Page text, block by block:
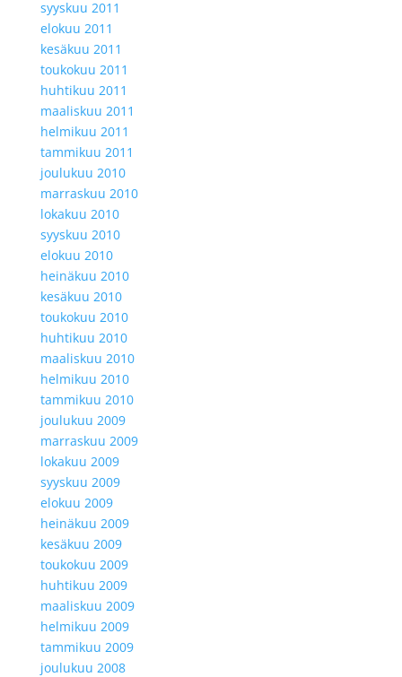
syyskuu 2011
elokuu 2011
kesäkuu 2011
toukokuu 2011
huhtikuu 2011
maaliskuu 2011
helmikuu 2011
tammikuu 2011
joulukuu 2010
marraskuu 2010
lokakuu 2010
syyskuu 2010
elokuu 2010
heinäkuu 2010
kesäkuu 2010
toukokuu 2010
huhtikuu 2010
maaliskuu 2010
helmikuu 2010
tammikuu 2010
joulukuu 2009
marraskuu 2009
lokakuu 2009
syyskuu 2009
elokuu 2009
heinäkuu 2009
kesäkuu 2009
toukokuu 2009
huhtikuu 2009
maaliskuu 2009
helmikuu 2009
tammikuu 2009
joulukuu 2008